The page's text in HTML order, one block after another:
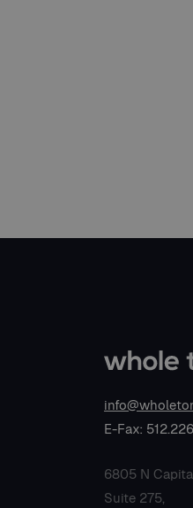
E-Fax:
6805 N
Suite 275,